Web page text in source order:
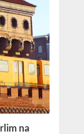
na